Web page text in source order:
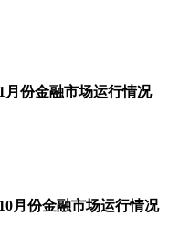
月份金融市场运行情况
月份金融市场运行情况